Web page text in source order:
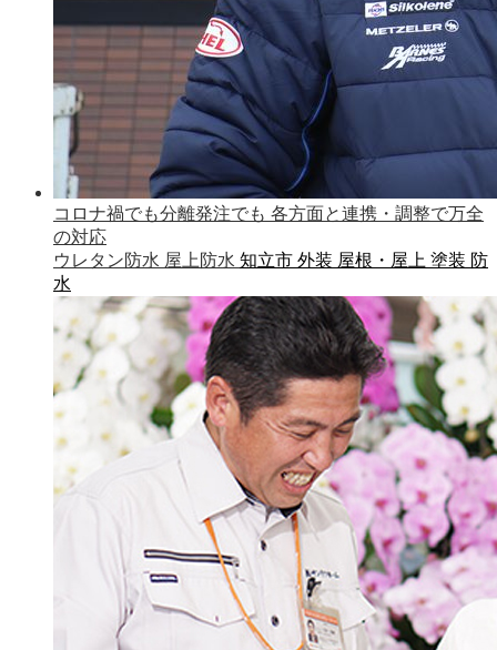
コロナ禍でも分離発注でも 各方面と連携・調整で万全
の対応
ウレタン防水 屋上防水 知立市 外装 屋根・屋上 塗装 防
水